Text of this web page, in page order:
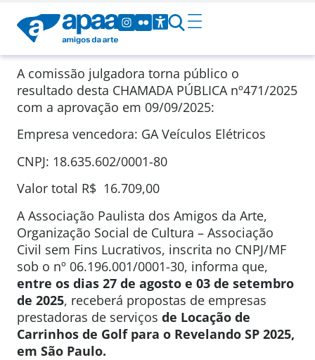
A comissão julgadora torna público o
resultado desta CHAMADA PÚBLICA nº471/2025
com a aprovação em 09/09/2025:
Empresa vencedora: GA Veículos Elétricos
CNPJ: 18.635.602/0001-80
Valor total R$ 16.709,00
A Associação Paulista dos Amigos da Arte,
Organização Social de Cultura – Associação
Civil sem Fins Lucrativos, inscrita no CNPJ/MF
sob o nº 06.196.001/0001-30, informa que,
entre os dias 27 de agosto e 03 de setembro
de 2025, receberá propostas de empresas
prestadoras de serviços de Locação de
Carrinhos de Golf para o Revelando SP 2025,
em São Paulo.